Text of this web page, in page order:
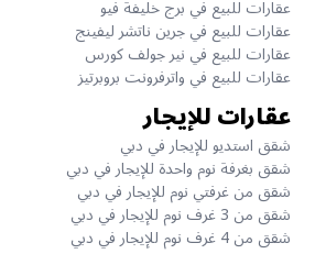
عقارات للبيع في برج خليفة فيو
عقارات للبيع في جرين ناتشر ليفينج
عقارات للبيع في نير جولف كورس
عقارات للبيع في واترفرونت بروبرتيز
عقارات للإيجار
شقق استديو للإيجار في دبي
شقق بغرفة نوم واحدة للإيجار في دبي
شقق من غرفتي نوم للإيجار في دبي
شقق من 3 غرف نوم للإيجار في دبي
شقق من 4 غرف نوم للإيجار في دبي